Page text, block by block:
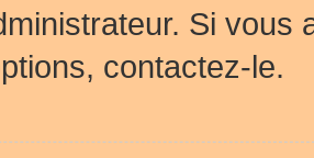
Si vous
contactez-le.